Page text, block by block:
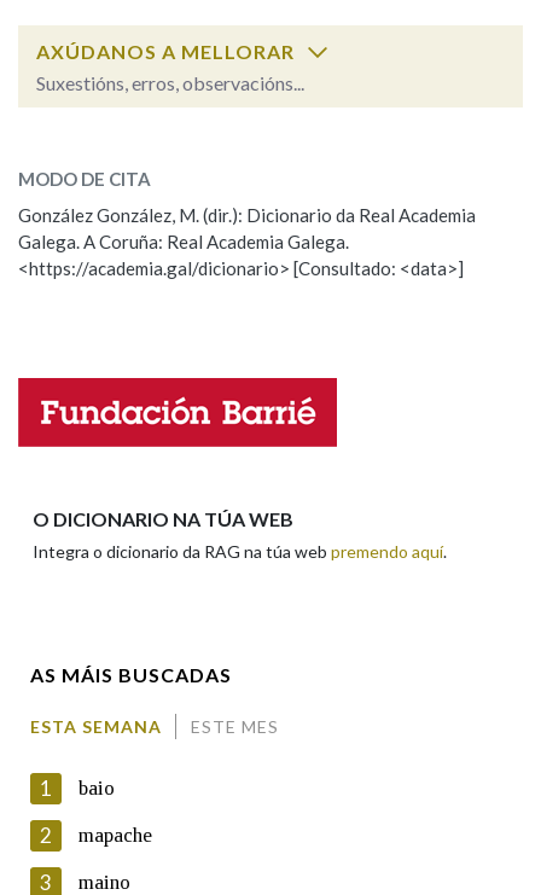
Marcas gramaticais
LIMPAR
AXÚDANOS A MELLORAR
Suxestións, erros, observacións...
derrota (camiño)
derrota (de derrotar)
ESCOLLE UNHA OPCIÓN:
Propoño mellorar a definición
Falta unha voz
Comentario
MODO DE CITA
González González, M. (dir.): Dicionario da Real Academia
Galega. A Coruña: Real Academia Galega.
<https://academia.gal/dicionario> [Consultado: <data>]
O DICIONARIO NA TÚA WEB
Integra o dicionario da RAG na túa web premendo aquí.
AS MÁIS BUSCADAS
ESTA SEMANA ESTE MES
1 baio
2 mapache
3 maino